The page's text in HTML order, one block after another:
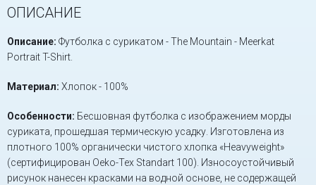
ОПИСАНИЕ
Описание: Футболка с сурикатом - The Mountain - Meerkat
Portrait T-Shirt.
Материал: Хлопок - 100%
Особенности: Бесшовная футболка с изображением морды
суриката, прошедшая термическую усадку. Изготовлена из
плотного 100% органически чистого хлопка «Heavyweight»
(сертифицирован Oeko-Tex Standart 100). Износоустойчивый
рисунок нанесен красками на водной основе, не содержащей